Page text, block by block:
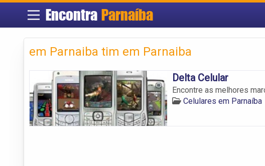
Encontra Parnaíba
em Parnaiba tim em Parnaiba
Delta Celular
Encontre as melhores
Celulares em Parnaíba